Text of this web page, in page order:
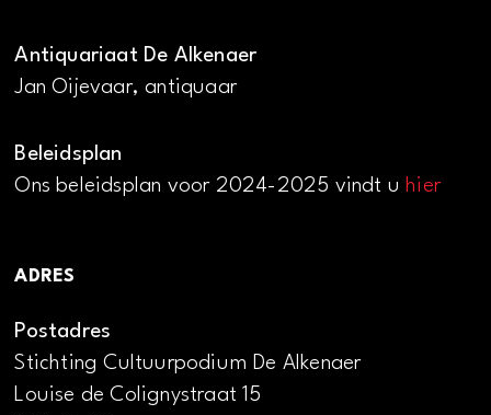
Antiquariaat De Alkenaer
Jan Oijevaar, antiquaar
Beleidsplan
Ons beleidsplan voor 2024-2025 vindt u hier
ADRES
Postadres
Stichting Cultuurpodium De Alkenaer
Louise de Colignystraat 15